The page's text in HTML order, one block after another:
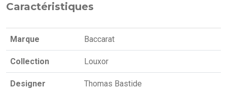
Caractéristiques
Marque Baccarat
Collection Louxor
Designer Thomas Bastide